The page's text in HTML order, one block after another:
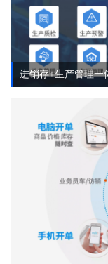
进销存+生产管理一